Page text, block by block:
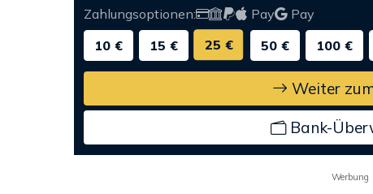
Zahlungsoptionen: Pay
Pay
10 €
15 € 25 € 50 € 100 €
Weiter
Bank-
Werbung